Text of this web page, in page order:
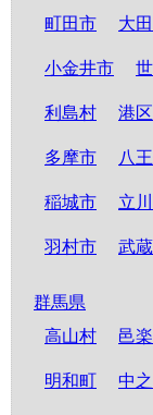
町田市 大
小金井市
利島村 港区
多摩市 八
稲城市 立
羽村市 武
群馬県
高山村
邑
明和町 中